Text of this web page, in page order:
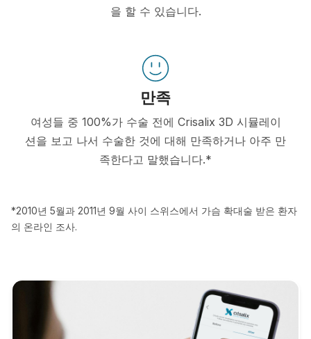
을 할 수 있습니다.
만족
여성들 중 100%가 수술 전에 Crisalix 3D 시뮬레이
션을 보고 나서 수술한 것에 대해 만족하거나 아주 만
족한다고 말했습니다.*
*2010년 5월과 2011년 9월 사이 스위스에서 가슴 확대술 받은 환자
의 온라인 조사.